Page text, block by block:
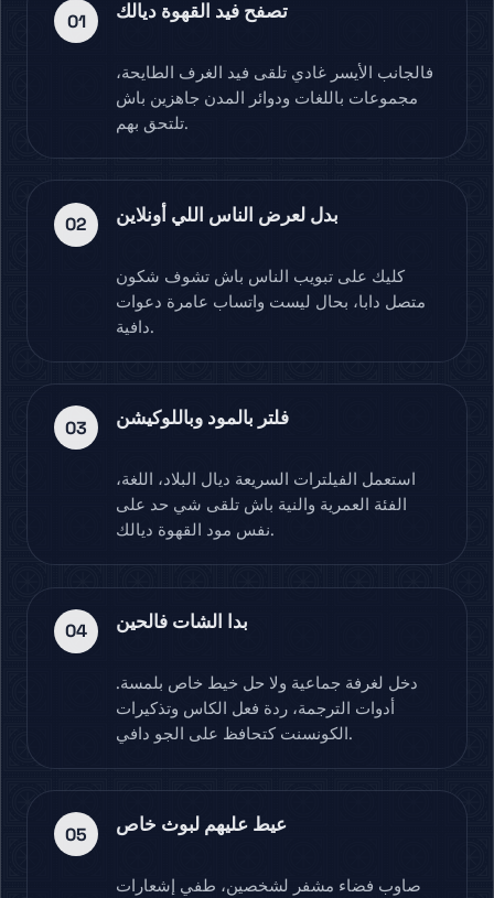
01 تصفح فيد القهوة ديالك
فالجانب الأيسر غادي تلقى فيد الغرف الطايحة،
مجموعات باللغات ودوائر المدن جاهزين باش
تلتحق بهم.
02 بدل لعرض الناس اللي أونلاين
كليك على تبويب الناس باش تشوف شكون
متصل دابا، بحال ليست واتساب عامرة دعوات
دافية.
03 فلتر بالمود وباللوكيشن
استعمل الفيلترات السريعة ديال البلاد، اللغة،
الفئة العمرية والنية باش تلقى شي حد على
نفس مود القهوة ديالك.
04 بدا الشات فالحين
دخل لغرفة جماعية ولا حل خيط خاص بلمسة.
أدوات الترجمة، ردة فعل الكاس وتذكيرات
الكونسنت كتحافظ على الجو دافي.
05 عيط عليهم لبوث خاص
صاوب فضاء مشفر لشخصين، طفي إشعارات